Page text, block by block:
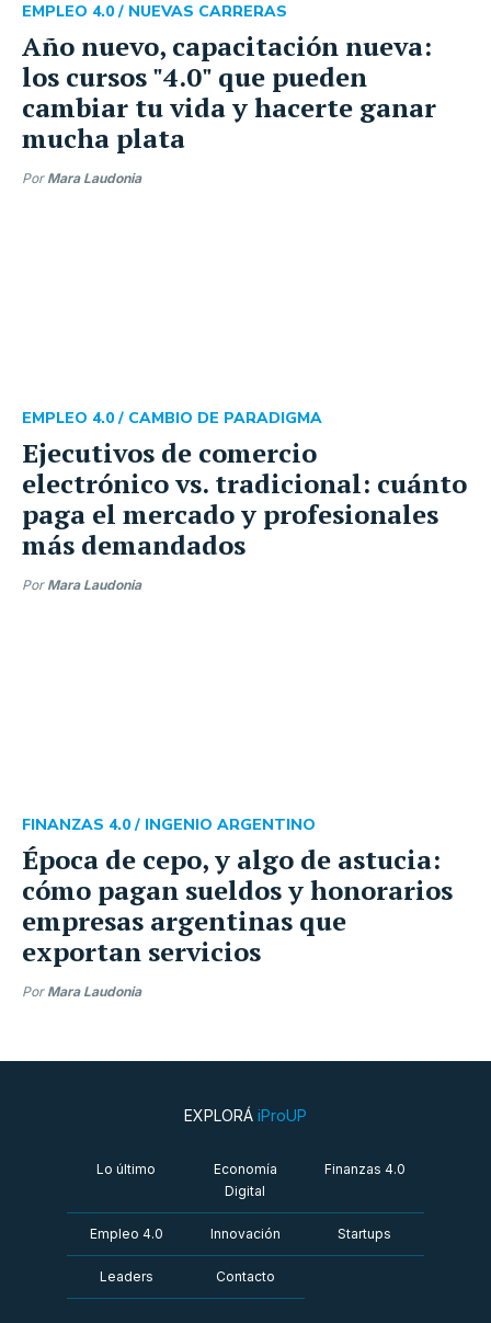
Año nuevo, capacitación nueva:
los cursos "4.0" que pueden
cambiar tu vida y hacerte ganar
mucha plata
EMPLEO 4.0 / NUEVAS CARRERAS
Por Mara Laudonia
Ejecutivos de comercio
electrónico vs. tradicional: cuánto
paga el mercado y profesionales
más demandados
EMPLEO 4.0 / CAMBIO DE PARADIGMA
Por Mara Laudonia
Época de cepo, y algo de astucia:
cómo pagan sueldos y honorarios
empresas argentinas que
exportan servicios
FINANZAS 4.0 / INGENIO ARGENTINO
Por Mara Laudonia
EXPLORÁ iProUP
Lo último
Economía
Digital
Finanzas 4.0
Empleo 4.0 Innovación Startups
Leaders Contacto